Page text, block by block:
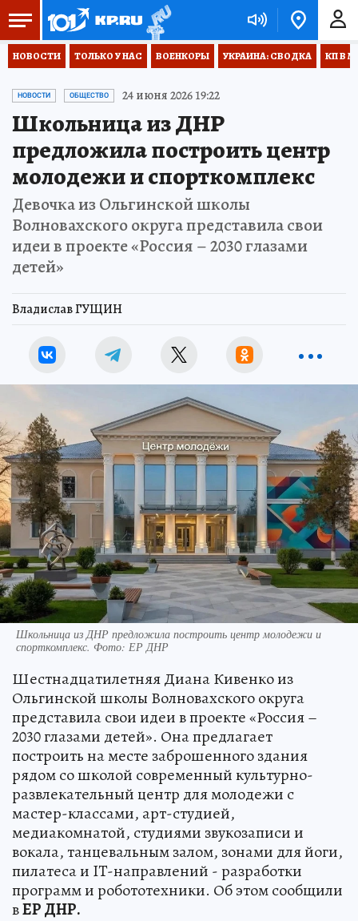
НОВОСТИ ТОЛЬКО У НАС ВОЕНКОРЫ УКРАИНА: СВОДКА КП В
НОВОСТИ ОБЩЕСТВО 24 июня 2026 19:22
Школьница из ДНР
предложила построить центр
молодежи и спорткомплекс
Девочка из Ольгинской школы
Волновахского округа представила свои
идеи в проекте «Россия – 2030 глазами
детей»
Владислав ГУЩИН
Школьница из ДНР предложила построить центр молодежи и
спорткомплекс. Фото: ЕР ДНР
Шестнадцатилетняя Диана Кивенко из
Ольгинской школы Волновахского округа
представила свои идеи в проекте «Россия –
2030 глазами детей». Она предлагает
построить на месте заброшенного здания
рядом со школой современный культурно-
развлекательный центр для молодежи с
мастер-классами, арт-студией,
медиакомнатой, студиями звукозаписи и
вокала, танцевальным залом, зонами для йоги,
пилатеса и IT-направлений - разработки
программ и робототехники. Об этом сообщили
вЕР ДНР.